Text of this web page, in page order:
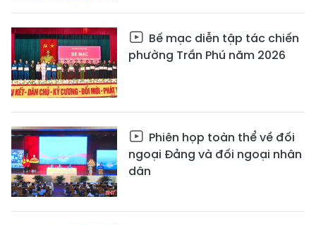
Bế mạc diễn tập tác chiến
phường Trần Phú năm 2026
Phiên họp toàn thể về đối
ngoại Đảng và đối ngoại nhân
dân